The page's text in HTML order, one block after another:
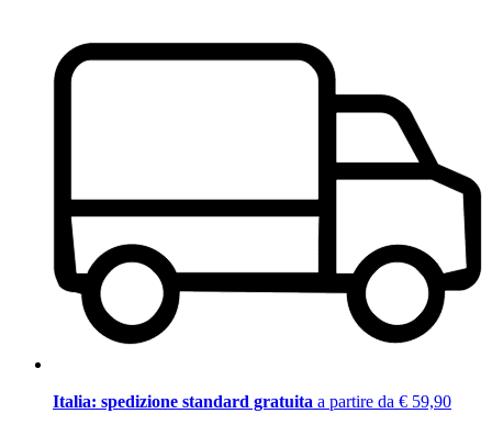
Italia: spedizione standard gratuita a partire da € 59,90